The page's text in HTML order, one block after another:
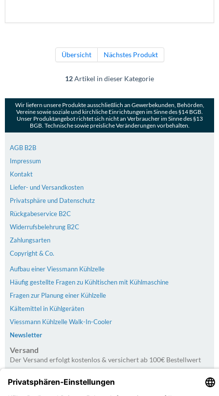
Übersicht Nächstes Produkt
12Artikel in dieser Kategorie
Wir liefern unsere Produkte ausschließlich an Gewerbekunden, Behörden,
Vereine sowie soziale und kirchliche Einrichtungen im Sinne des §14 BGB.
Unser Produktangebot richtet sich nicht an Verbraucher im Sinne des §13
BGB. Technische sowie preisliche Veränderungen vorbehalten.
AGB B2B
Impressum
Kontakt
Liefer- und Versandkosten
Privatsphäre und Datenschutz
Rückgabeservice B2C
Widerrufsbelehrung B2C
Zahlungsarten
Copyright & Co.
Aufbau einer Viessmann Kühlzelle
Häufig gestellte Fragen zu Kühltischen mit Kühlmaschine
Fragen zur Planung einer Kühlzelle
Kältemittel in Kühlgeräten
Viessmann Kühlzelle Walk-In-Cooler
Newsletter
Versand
Der Versand erfolgt kostenlos & versichert ab 100€ Bestellwert
PayPal | Rechnung | Kreditkarte | Vorkasse